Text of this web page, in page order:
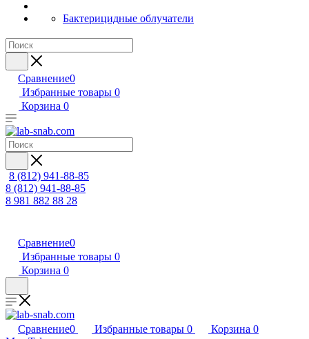
Бактерицидные облучатели
Сравнение0
Избранные товары 0
Корзина 0
8 (812) 941-88-85
8 (812) 941-88-85
8 981 882 88 28
Сравнение0
Избранные товары 0
Корзина 0
Сравнение0 Избранные товары 0 Корзина 0